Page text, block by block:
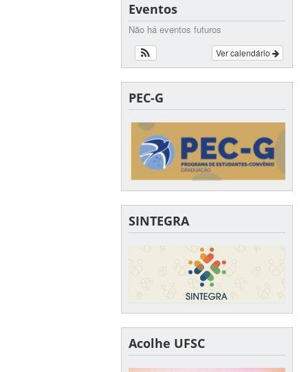
Eventos
Não há eventos futuros
Ver calendário
PEC-G
SINTEGRA
Acolhe UFSC